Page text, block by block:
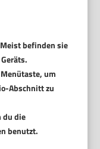
befinden sie
um
Abschnitt zu
du die
benutzt.